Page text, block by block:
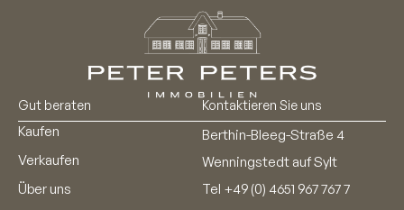
Gut beraten
Kaufen
Verkaufen
Über uns
Kontaktieren Sie uns
Berthin-Bleeg-Straße 4
Wenningstedt auf Sylt
Tel +49 (0) 4651 967 767 7